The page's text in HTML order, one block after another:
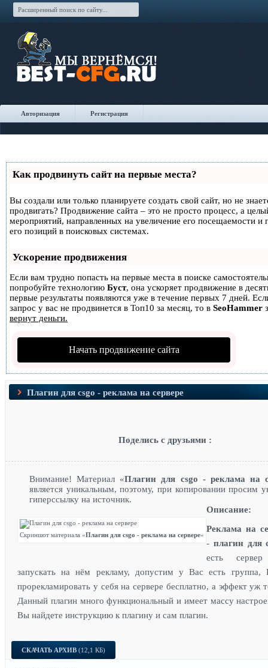
Авторизация Регистрация
Как продвинуть сайт на первые места?
Вы создали или только планируете создать свой сайт, но не
продвигать? Продвижение сайта – это не просто процесс, а
мероприятий, направленных на увеличение его посещаемости и
его позиций в поисковых системах.
Ускорение продвижения
Если вам трудно попасть на первые места в поиске
попробуйте технологию Буст, она ускоряет продвижение в
первые результаты появляются уже в течение первых 7 дней.
запрос у вас не продвинется в Топ10 за месяц, то в SeoHammer
вернут деньги.
Начать продвижение сайта
Плагин для csgo - реклама на сервере
Поделись с друзьями :
Внимание! Материал «Плагин для csgo - реклама на
является уникальным, поэтому, при копировании просим
гиперссылку на источник.
Скриншот материала «Плагин для csgo - реклама на сервере»
Описание:
Реклама на
- плагин для
есть
запускать на нём рекламу, допустим у Вас есть
прорекламировать у себя на сервере бесплатно, а эффект уж
Данный плагин много функциональный и имеет массу
Вы найдете инструкцию к плагину и сам плагин.
СКАЧАТЬ АРХИВ (12,1 КБ)